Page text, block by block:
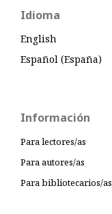
Idioma
English
Español (España)
Información
Para lectores/as
Para autores/as
Para bibliotecarios/as